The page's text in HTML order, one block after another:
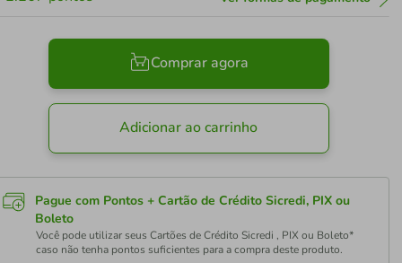
Comprar agora
Adicionar ao carrinho
Pague com Pontos + Cartão de Crédito Sicredi, PIX ou
Boleto
Você pode utilizar seus Cartões de Crédito Sicredi , PIX ou Boleto*
caso não tenha pontos suficientes para a compra deste produto.